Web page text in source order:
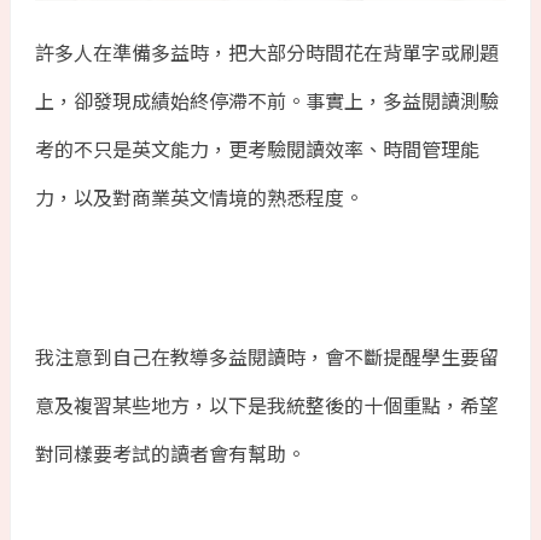
許多人在準備多益時，把大部分時間花在背單字或刷題
上，卻發現成績始終停滯不前。事實上，多益閱讀測驗
考的不只是英文能力，更考驗閱讀效率、時間管理能
力，以及對商業英文情境的熟悉程度。
我注意到自己在教導多益閱讀時，會不斷提醒學生要留
意及複習某些地方，以下是我統整後的十個重點，希望
對同樣要考試的讀者會有幫助。